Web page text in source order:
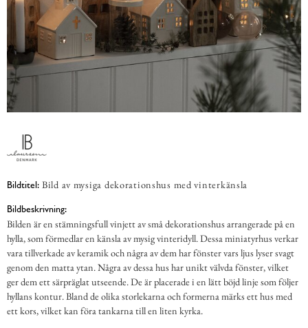
Bildtitel: Bild av mysiga dekorationshus med vinterkänsla
Bildbeskrivning:
Bilden är en stämningsfull vinjett av små dekorationshus arrangerade på en
hylla, som förmedlar en känsla av mysig vinteridyll. Dessa miniatyrhus verkar
vara tillverkade av keramik och några av dem har fönster vars ljus lyser svagt
genom den matta ytan. Några av dessa hus har unikt välvda fönster, vilket
ger dem ett särpräglat utseende. De är placerade i en lätt böjd linje som följer
hyllans kontur. Bland de olika storlekarna och formerna märks ett hus med
ett kors, vilket kan föra tankarna till en liten kyrka.